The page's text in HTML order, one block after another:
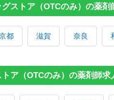
ストア（OTCのみ）の薬剤
都 滋賀 奈良
ア（OTCのみ）の薬剤師求